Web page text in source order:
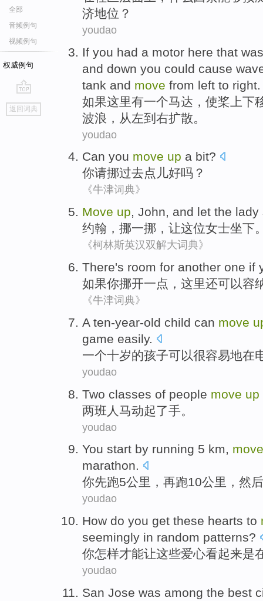
全部
音频例句
视频例句
权威例句
go
top
返回词典
济地位？
youdao
If you had a motor here that
and down you could cause
tank and move from left to right
如果这里有一个马达 ， 使桨 上下
波浪 ， 从左到 右扩散。
youdao
Can you move up a bit?
你请挪过去点儿好吗？
《牛津词典》
Move up, John, and let the lady
约翰 ， 挪一挪， 让这位女士坐下
《柯林斯英汉双解大词典》
There's room for another one if
如果你挪开一点， 这里还可以容
《牛津词典》
Aten-year-old child can move
game easily.
一个十岁的孩子可以很容易地在
youdao
Two classes of people move up
两班 人马动起了手。
youdao
You start by running 5 km, move
marathon.
你先跑5公里 ，再跑10公里， 然后
youdao
How do you get these hearts to
seemingly in random patterns?
你怎样才能让这些爱心看起来是
youdao
San Jose was among the best